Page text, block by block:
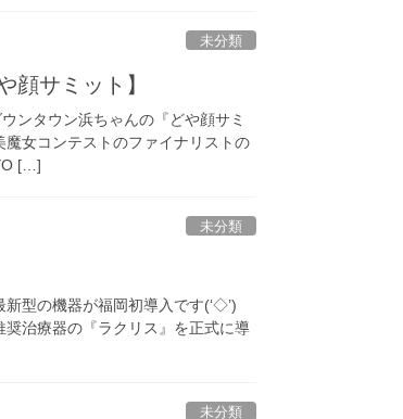
未分類
顔サミット】
ンタウン浜ちゃんの『どや顔サミ
女コンテストのファイナリストの
[…]
未分類
型の機器が福岡初導入です(‘◇’)ゞ
治療器の『ラクリス』を正式に導
未分類